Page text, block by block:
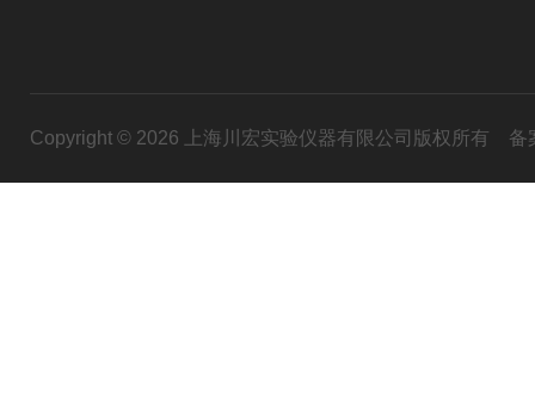
Copyright © 2026 上海川宏实验仪器有限公司版权所有 备